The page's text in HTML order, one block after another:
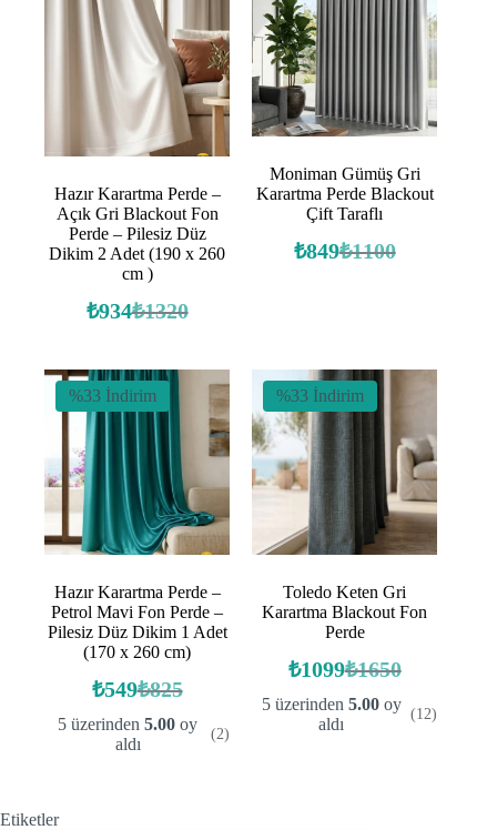
Hazır Karartma Perde –
Açık Gri Blackout Fon
Perde – Pilesiz Düz
Dikim 2 Adet (190 x 260
cm )
₺1320
Orijinal
₺934 Şu
₺934.
Moniman Gümüş Gri
Karartma Perde Blackout
Çift Taraflı
₺1100
Orijinal
₺849 Şu
%33 İndirim
Hazır Karartma Perde –
Petrol Mavi Fon Perde –
Pilesiz Düz Dikim 1 Adet
(170 x 260 cm)
₺825
Orijinal
fiyat:
₺825.
₺549Şu
andaki
fiyat:
5 üzerinden5.00 oy
aldı
(2)
%33 İndirim
Toledo Keten Gri
Karartma Blackout Fon
Perde
₺1650
Orijinal
fiyat:
₺1650.
₺1099Şu
andaki
fiyat:
5 üzerinden 5.00oy
aldı
(12)
Etiketler